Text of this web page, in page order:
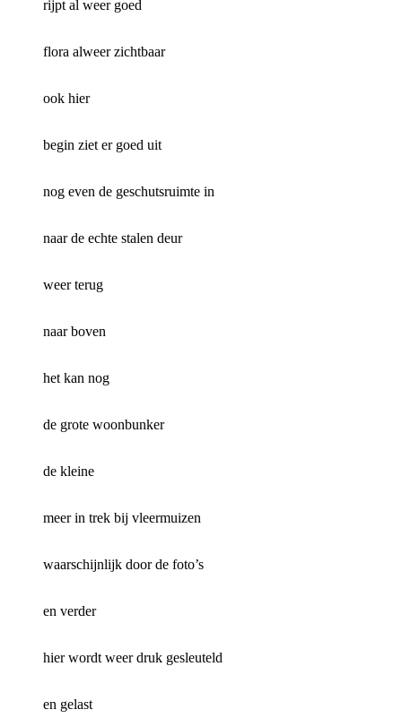
rijpt al weer goed
flora alweer zichtbaar
ook hier
begin ziet er goed uit
nog even de geschutsruimte in
naar de echte stalen deur
weer terug
naar boven
het kan nog
de grote woonbunker
de kleine
meer in trek bij vleermuizen
waarschijnlijk door de foto’s
en verder
hier wordt weer druk gesleuteld
en gelast